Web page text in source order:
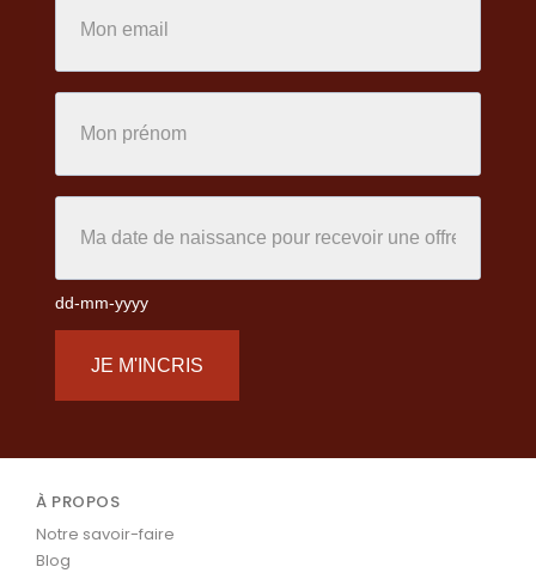
dd-mm-yyyy
JE M'INCRIS
À PROPOS
Notre savoir-faire
Blog